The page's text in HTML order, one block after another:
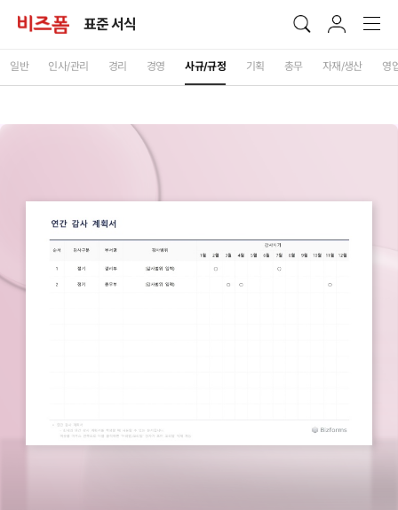
표준 서식
일반 인사/관리 경리 경영 사규/규정 기획 총무 자재/생산 영